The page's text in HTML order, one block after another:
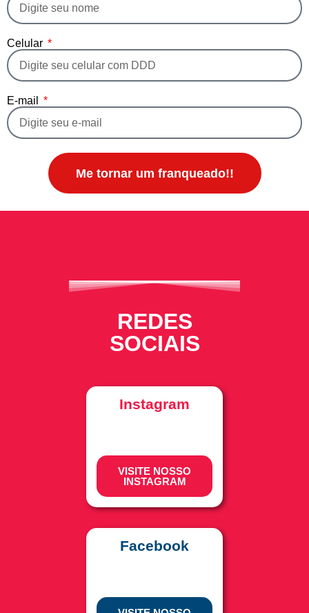
Celular
E-mail
Me tornar um franqueado!!
REDES
SOCIAIS
Instagram
VISITE NOSSO
INSTAGRAM
Facebook